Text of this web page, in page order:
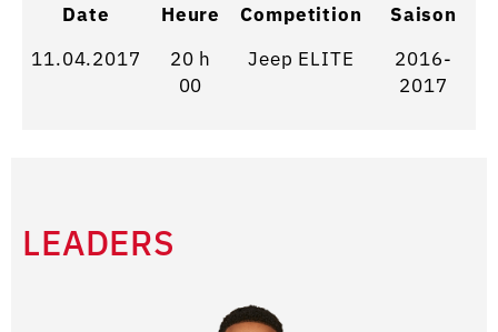
Date Heure Competition
Saison
11.04.2017
20 h
00
Jeep ELITE
2016-
2017
LEADERS